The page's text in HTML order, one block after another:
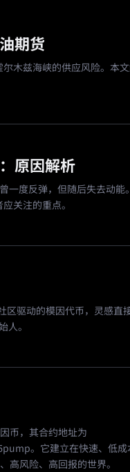
期货
木兹海峡的供应风险。本
原因解析
一度反弹，但随后失去动能
关注的重点。
区驱动的模因代币，灵感直
。
币，其合约地址为
。它建立在快速、低成
高风险、高回报的世界。